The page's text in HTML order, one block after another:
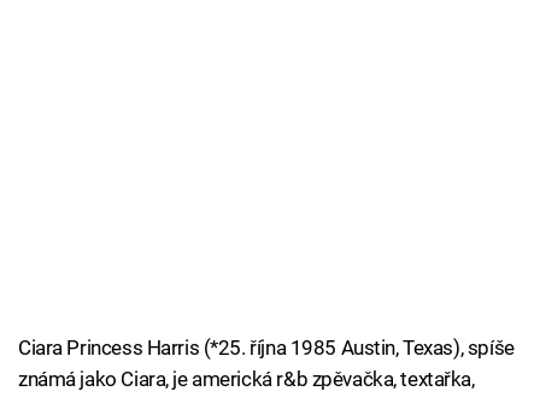
Ciara Princess Harris (*25. října 1985 Austin, Texas), spíše
známá jako Ciara, je americká r&b zpěvačka, textařka,